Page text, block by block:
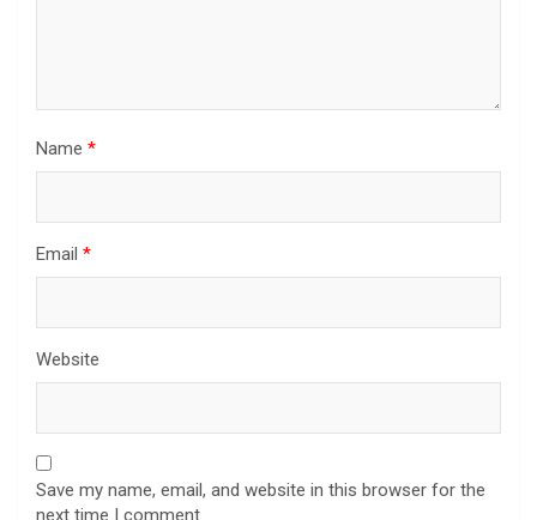
Name *
Email *
Website
Save my name, email, and website in this browser for the
next time I comment.